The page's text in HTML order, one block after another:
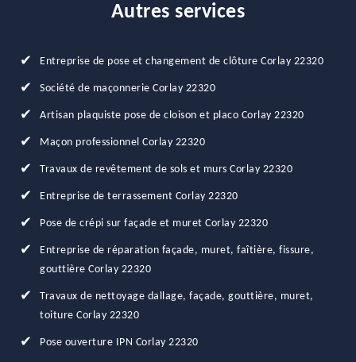
Autres services
Entreprise de pose et changement de clôture Corlay 22320
Société de maçonnerie Corlay 22320
Artisan plaquiste pose de cloison et placo Corlay 22320
Maçon professionnel Corlay 22320
Travaux de revêtement de sols et murs Corlay 22320
Entreprise de terrassement Corlay 22320
Pose de crépi sur façade et muret Corlay 22320
Entreprise de réparation façade, muret, faîtière, fissure,
gouttière Corlay 22320
Travaux de nettoyage dallage, façade, gouttière, muret,
toiture Corlay 22320
Pose ouverture IPN Corlay 22320